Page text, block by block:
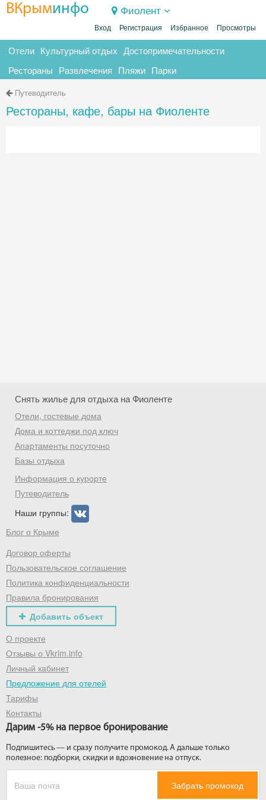
ВКрыминфо Фиолент
Вход Регистрация Избранное Просмотры
Отели Культурный отдых Достопримечательности
Рестораны Развлечения Пляжи Парки
Путеводитель
Рестораны, кафе, бары на Фиоленте
Снять жилье для отдыха на Фиоленте
Отели, гостевые дома
Дома и коттеджи под ключ
Апартаменты посуточно
Базы отдыха
Информация о курорте
Путеводитель
Наши группы:
Блог о Крыме
Договор оферты
Пользовательское соглашение
Политика конфиденциальности
Правила бронирования
Добавить объект
О проекте
Отзывы о Vkrim.info
Личный кабинет
Предложение для отелей
Тарифы
Контакты
Дарим -5% на первое бронирование
Подпишитесь — и сразу получите промокод. А дальше только
полезное: подборки, скидки и вдохновение на отпуск.
Забрать промокод
Скидка −5%
Хочешь дешевле? Оставь почту и получи
промокод на первое бронирование!